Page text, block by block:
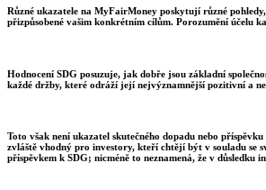
Různé ukazatele na MyFairMoney poskytují různé
přizpůsobené vašim konkrétním cílům. Porozumění účelu
Hodnocení SDG posuzuje, jak dobře jsou základní
každé držby, které odráží její nejvýznamnější pozitivní a
Toto však není ukazatel skutečného dopadu nebo
zvláště vhodný pro investory, kteří chtějí být v souladu se
příspěvkem k SDG; nicméně to neznamená, že v důsledku